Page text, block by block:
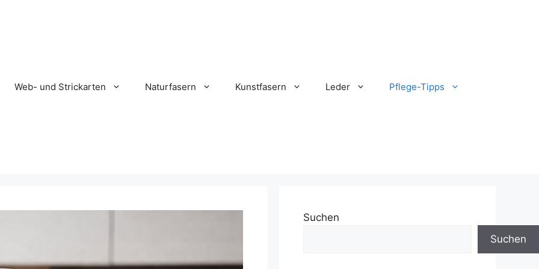
Web- und Strickarten Naturfasern Kunstfasern Leder Pflege-Tipps
Suchen
Suchen